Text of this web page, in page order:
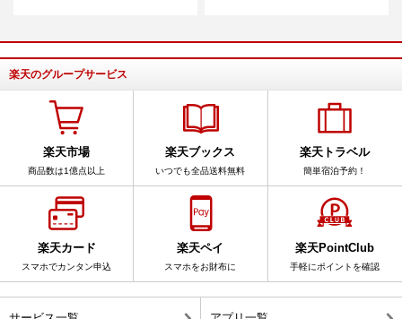
楽天のグループサービス
楽天市場
商品数は1億点以上
楽天ブックス
いつでも全品送料無料
楽天トラベル
簡単宿泊予約！
楽天カード
スマホでカンタン申込
楽天ペイ
スマホをお財布に
楽天PointClub
手軽にポイントを確認